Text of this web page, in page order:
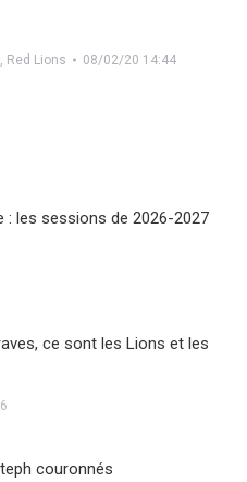
, Red Lions 08/02/20 14:44
: les sessions de 2026-2027
ce sont les Lions et les
couronnés